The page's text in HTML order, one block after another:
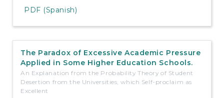
PDF (Spanish)
The Paradox of Excessive Academic Pressure
Applied in Some Higher Education Schools.
An Explanation from the Probability Theory of Student
Desertion from the Universities, which Self-proclaim as
Excellent